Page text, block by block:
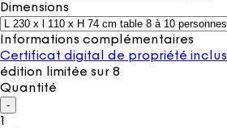
Dimensions
Informations complémentaires
Certificat digital de propriété inclus
édition limitée sur 8
Quantité
-
1